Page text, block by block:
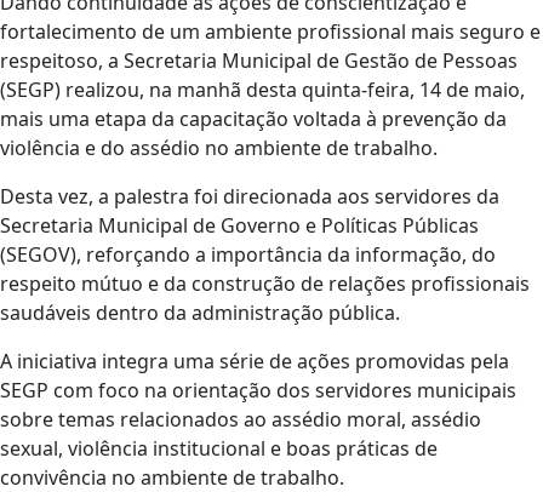
fortalecimento de um ambiente profissional mais seguro e
respeitoso, a Secretaria Municipal de Gestão de Pessoas
(SEGP) realizou, na manhã desta quinta-feira, 14 de maio,
mais uma etapa da capacitação voltada à prevenção da
violência e do assédio no ambiente de trabalho.
Desta vez, a palestra foi direcionada aos servidores da
Secretaria Municipal de Governo e Políticas Públicas
(SEGOV), reforçando a importância da informação, do
respeito mútuo e da construção de relações profissionais
saudáveis dentro da administração pública.
A iniciativa integra uma série de ações promovidas pela
SEGP com foco na orientação dos servidores municipais
sobre temas relacionados ao assédio moral, assédio
sexual, violência institucional e boas práticas de
convivência no ambiente de trabalho.